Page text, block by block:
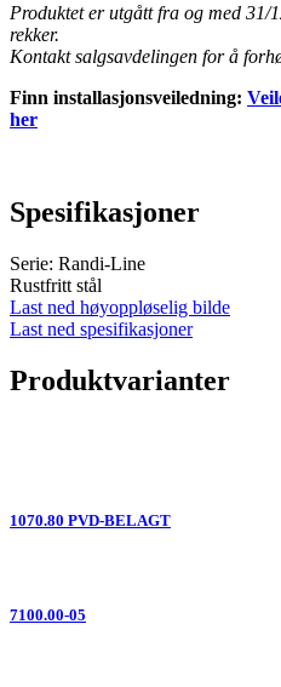
Produktet er utgått fra og med 31/
rekker.
Kontakt salgsavdelingen for å
Finn installasjonsveiledning:
her
Spesifikasjoner
Serie: Randi-Line
Rustfritt stål
Last ned høyoppløselig bilde
Last ned spesifikasjoner
Produktvarianter
1070.80 PVD-BELAGT
7100.00-05